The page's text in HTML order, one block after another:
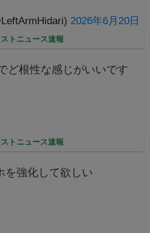
2026年6月20日
トニュース速報
ど根性な感じがいいです
トニュース速報
を強化して欲しい